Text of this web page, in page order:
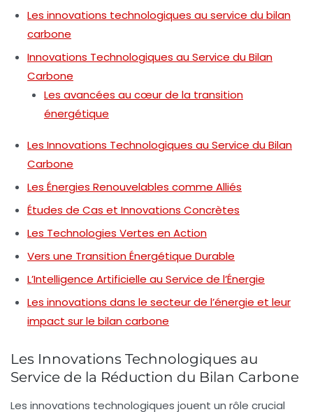
Les innovations technologiques au service du bilan
carbone
Innovations Technologiques au Service du Bilan
Carbone
Les avancées au cœur de la transition
énergétique
Les Innovations Technologiques au Service du Bilan
Carbone
Les Énergies Renouvelables comme Alliés
Études de Cas et Innovations Concrètes
Les Technologies Vertes en Action
Vers une Transition Énergétique Durable
L’Intelligence Artificielle au Service de l’Énergie
Les innovations dans le secteur de l’énergie et leur
impact sur le bilan carbone
Les Innovations Technologiques au
Service de la Réduction du Bilan Carbone
Les innovations technologiques jouent un rôle crucial